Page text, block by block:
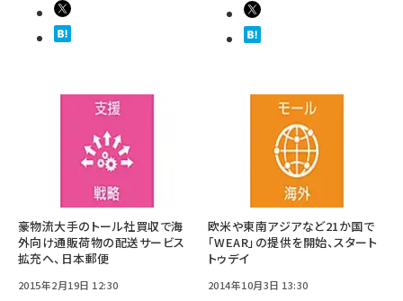
豪物流大手のトール社買収で海
外向け通販荷物の配送サービス
拡充へ、日本郵便
2015年2月19日 12:30
欧米や東南アジアなど21か国で
「WEAR」の提供を開始、スタート
トゥデイ
2014年10月3日 13:30